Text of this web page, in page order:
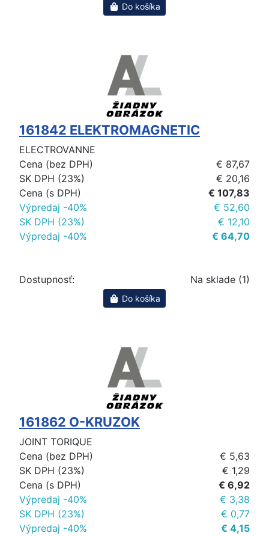
Do košíka
161842 ELEKTROMAGNETIC
ELECTROVANNE
Cena (bez DPH)
€ 87,67
SK DPH (23%)
€ 20,16
Cena (s DPH)
€ 107,83
Výpredaj -40%
€ 52,60
SK DPH (23%)
€ 12,10
Výpredaj -40%
€ 64,70
Dostupnosť: Na sklade (1)
Do košíka
161862 O-KRUZOK
JOINT TORIQUE
Cena (bez DPH)
€ 5,63
SK DPH (23%)
€ 1,29
Cena (s DPH)
€ 6,92
Výpredaj -40%
€ 3,38
SK DPH (23%)
€ 0,77
Výpredaj -40%
€ 4,15